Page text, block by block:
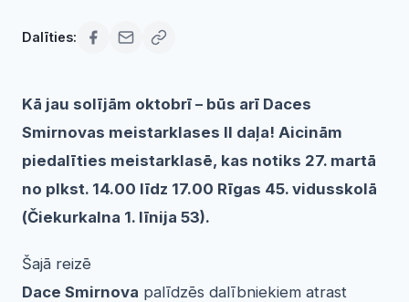
Dalīties:
Kā jau solījām oktobrī – būs arī Daces
Smirnovas meistarklases II daļa! Aicinām
piedalīties meistarklasē, kas notiks 27. martā
no plkst. 14.00 līdz 17.00 Rīgas 45. vidusskolā
(Čiekurkalna 1. līnija 53).
Šajā reizē
Dace Smirnova palīdzēs dalībniekiem atrast